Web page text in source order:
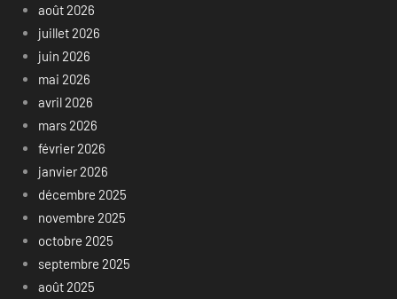
août 2026
juillet 2026
juin 2026
mai 2026
avril 2026
mars 2026
février 2026
janvier 2026
décembre 2025
novembre 2025
octobre 2025
septembre 2025
août 2025